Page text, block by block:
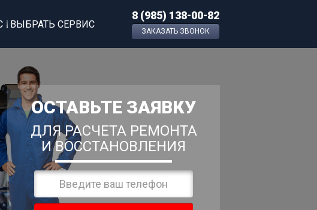
ВЫБРАТЬ СЕРВИС
8 (985) 138-00-82
ЗАКАЗАТЬ ЗВОНОК
ОСТАВЬТЕ ЗАЯВКУ
ДЛЯ РАСЧЕТА РЕМОНТА
И ВОССТАНОВЛЕНИЯ